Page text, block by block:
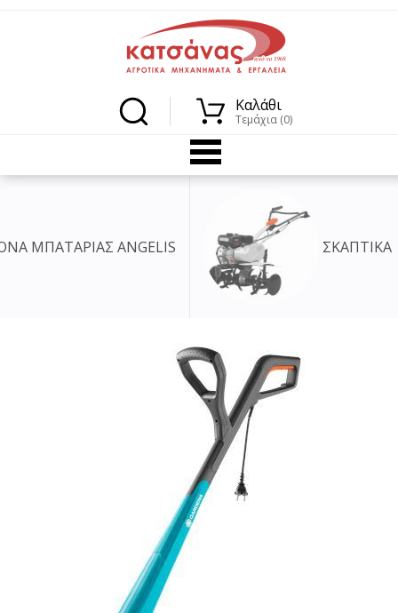
Καλάθι
Τεμάχια (0)
ΣΚΑΠΤΙΚΑ